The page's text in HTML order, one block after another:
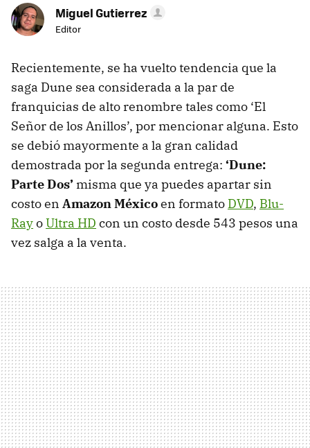
Miguel Gutierrez
Editor
Recientemente, se ha vuelto tendencia que la
saga Dune sea considerada a la par de
franquicias de alto renombre tales como ‘El
Señor de los Anillos’, por mencionar alguna. Esto
se debió mayormente a la gran calidad
demostrada por la segunda entrega: ‘Dune:
Parte Dos’ misma que ya puedes apartar sin
costo en Amazon Méxicoen formato DVD, Blu-
RayoUltra HD con un costo desde 543 pesos una
vez salga a la venta.